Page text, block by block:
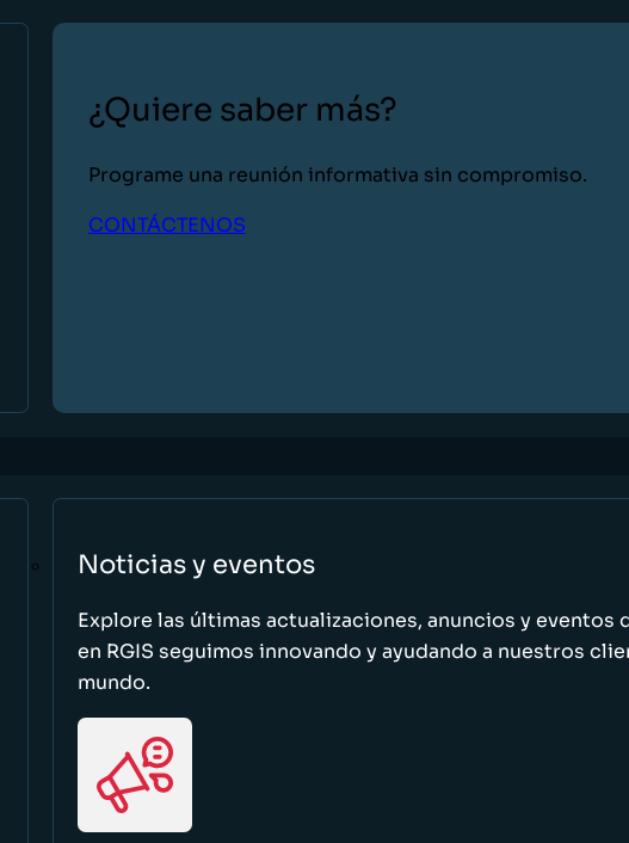
¿Quiere saber más?
Programe una reunión informativa sin compromiso.
CONTÁCTENOS
Noticias y eventos
Explore las últimas actualizaciones, anuncios y eventos
en RGIS seguimos innovando y ayudando a nuestros
mundo.